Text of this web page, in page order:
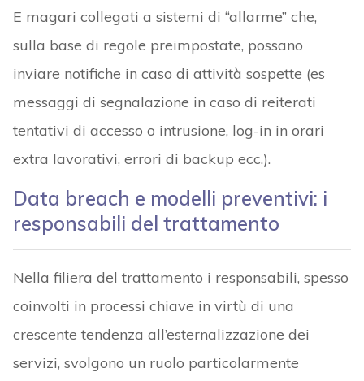
E magari collegati a sistemi di “allarme” che,
sulla base di regole preimpostate, possano
inviare notifiche in caso di attività sospette (es
messaggi di segnalazione in caso di reiterati
tentativi di accesso o intrusione, log-in in orari
extra lavorativi, errori di backup ecc.).
Data breach e modelli preventivi: i
responsabili del trattamento
Nella filiera del trattamento i responsabili, spesso
coinvolti in processi chiave in virtù di una
crescente tendenza all’esternalizzazione dei
servizi, svolgono un ruolo particolarmente